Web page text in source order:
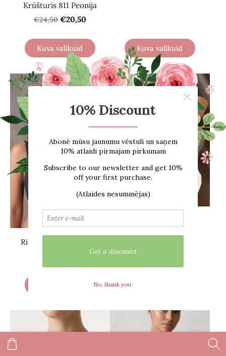
Krūšturis 811 Peonija
€24,50 €20,50
Kuva valikuid Kuva valikuid
Rinnahoidja 161 Sinine
€24,00 €14,00